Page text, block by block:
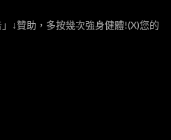
↓贊助，多按幾次強身健體!(X)您的